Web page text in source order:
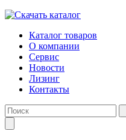
Каталог товаров
О компании
Сервис
Новости
Лизинг
Контакты